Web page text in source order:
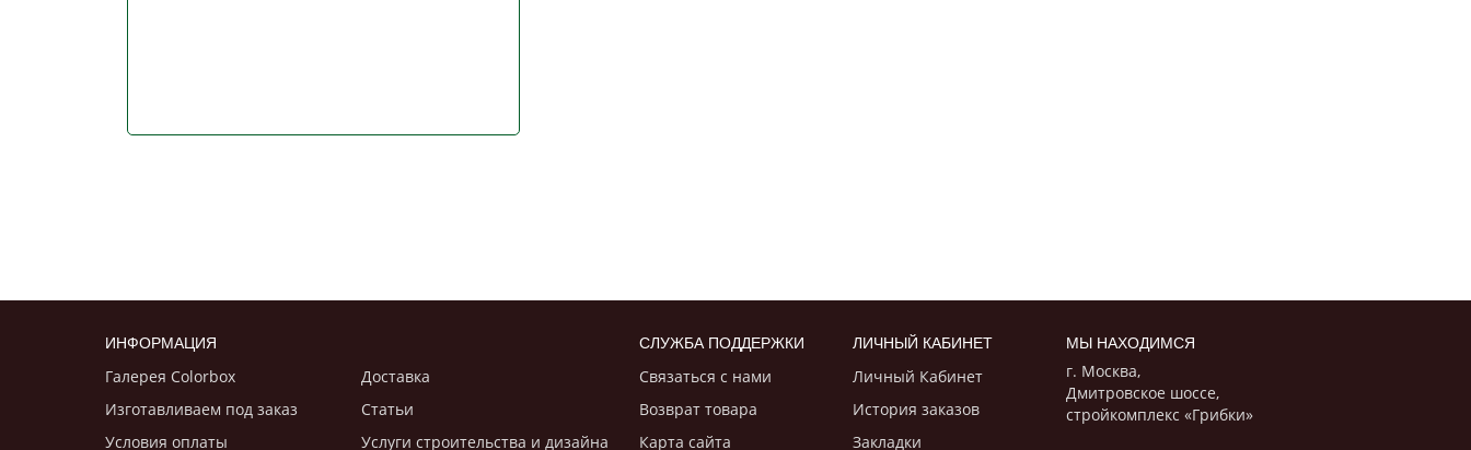
ИНФОРМАЦИЯ
Галерея Colorbox
Доставка
Изготавливаем под заказ
Статьи
Условия оплаты
Услуги строительствa и дизайнa
СЛУЖБА ПОДДЕРЖКИ
Связаться с нами
Возврат товара
Карта сайта
ЛИЧНЫЙ КАБИНЕТ
Личный Кабинет
История заказов
Закладки
МЫ НАХОДИМСЯ
г. Москва,
Дмитровское шоссе,
стройкомплекс «Грибки»